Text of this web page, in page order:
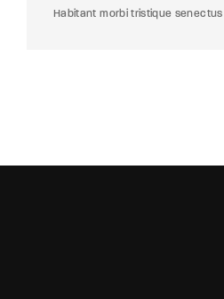
Habitant morbi tristique